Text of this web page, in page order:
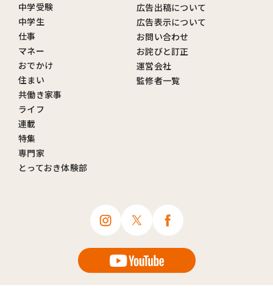
中学受験
中学生
仕事
マネー
おでかけ
住まい
共働き家事
ライフ
連載
特集
専門家
とっておき体験部
広告出稿について
広告表示について
お問い合わせ
お詫びと訂正
運営会社
監修者一覧